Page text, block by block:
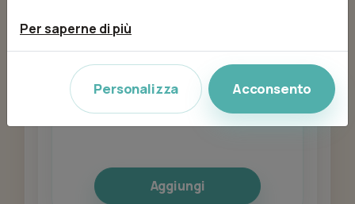
Colore con ammoniaca
da 20,00 €
Aggiungi
Per saperne di più
Personalizza Acconsento